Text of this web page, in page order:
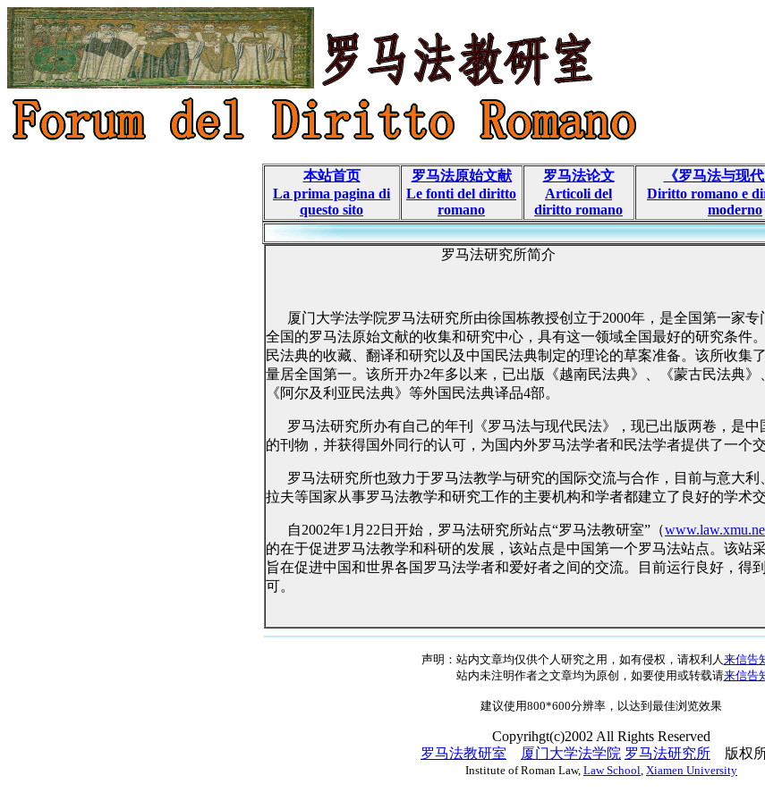
本站首页
La prima pagina di
questo sito
罗马法原始文献
Le fonti del diritto
romano
罗马法论文
Articoli del
diritto romano
《罗马法与现代
Diritto romano e
moderno
罗马法研究所简介
厦门大学法学院罗马法研究所由徐国栋教授创立于2000年，是全国第一家专
全国的罗马法原始文献的收集和研究中心，具有这一领域全国最好的研究条件
民法典的收藏、翻译和研究以及中国民法典制定的理论的草案准备。该所收集了
量居全国第一。该所开办2年多以来，已出版《越南民法典》、《蒙古民法典》
《阿尔及利亚民法典》等外国民法典译品4部。
罗马法研究所办有自己的年刊《罗马法与现代民法》，现已出版两卷，是
的刊物，并获得国外同行的认可，为国内外罗马法学者和民法学者提供了一个
罗马法研究所也致力于罗马法教学与研究的国际交流与合作，目前与意大
拉夫等国家从事罗马法教学和研究工作的主要机构和学者都建立了良好的学术
自2002年1 月 22 日开始，罗马法研究所站点“罗马法教研室”（
的在于促进罗马法教学和科研的发展，该站点是中国第一个罗马法站点。该站
旨在促进中国和世界各国罗马法学者和爱好者之间的交流。目前运行良好，得
可。
声明：站内文章均仅供个人研究之用，如有侵权，请权利人来信告
站内未注明作者之文章均为原创，如要使用或转载请来信告
建议使用800*600分辨率，以达到最佳浏览效果
Copyrihgt(c)2002 All Rights Reserved
罗马法教研室
厦门大学法学院 罗马法研究所 版权
Institute of Roman Law, Law School, Xiamen University